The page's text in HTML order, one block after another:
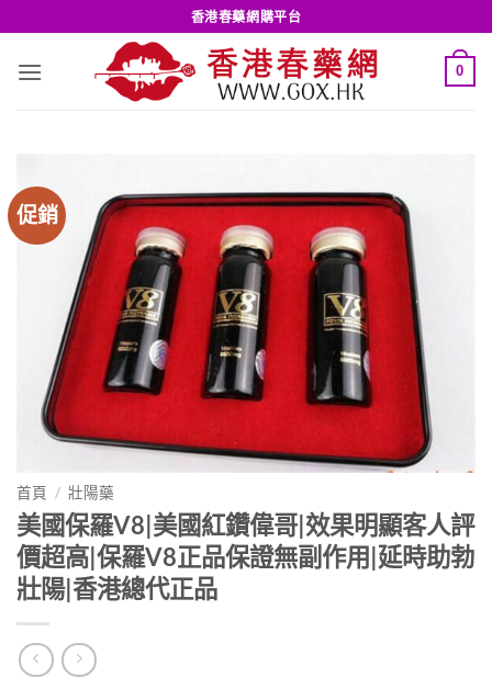
to
content
香港春藥網購平台
0
促銷
首頁 / 壯陽藥
美國保羅V8|美國紅鑽偉哥|效果明顯客人評
價超高|保羅V8正品保證無副作用|延時助勃
壯陽|香港總代正品